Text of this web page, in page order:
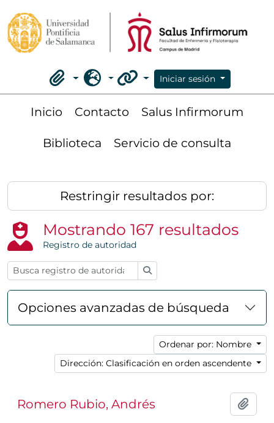
Portapapeles
Idioma Enlaces rápidos
Iniciar sesión
Inicio Contacto Salus Infirmorum
Biblioteca Servicio de consulta
Restringir resultados por:
Mostrando 167 resultados
Registro de autoridad
Opciones avanzadas de búsqueda
Ordenar por: Nombre
Dirección: Clasificación en orden ascendente
Romero Rubio, Andrés